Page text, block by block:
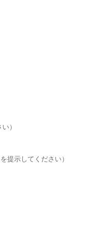
）
提示してください）